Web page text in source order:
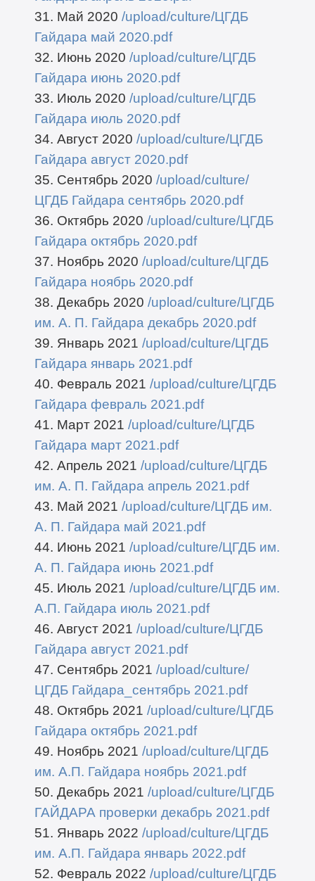
31. Май 2020 /upload/culture/ЦГДБ
Гайдара май 2020.pdf
32. Июнь 2020 /upload/culture/ЦГДБ
Гайдара июнь 2020.pdf
33. Июль 2020 /upload/culture/ЦГДБ
Гайдара июль 2020.pdf
34. Август 2020 /upload/culture/ЦГДБ
Гайдара август 2020.pdf
35. Сентябрь 2020 /upload/culture/
ЦГДБ Гайдара сентябрь 2020.pdf
36. Октябрь 2020 /upload/culture/ЦГДБ
Гайдара октябрь 2020.pdf
37. Ноябрь 2020 /upload/culture/ЦГДБ
Гайдара ноябрь 2020.pdf
38. Декабрь 2020 /upload/culture/ЦГДБ
им. А. П. Гайдара декабрь 2020.pdf
39. Январь 2021 /upload/culture/ЦГДБ
Гайдара январь 2021.pdf
40. Февраль 2021 /upload/culture/ЦГДБ
Гайдара февраль 2021.pdf
41. Март 2021 /upload/culture/ЦГДБ
Гайдара март 2021.pdf
42. Апрель 2021 /upload/culture/ЦГДБ
им. А. П. Гайдара апрель 2021.pdf
43. Май 2021 /upload/culture/ЦГДБ им.
А. П. Гайдара май 2021.pdf
44. Июнь 2021 /upload/culture/ЦГДБ им.
А. П. Гайдара июнь 2021.pdf
45. Июль 2021 /upload/culture/ЦГДБ им.
А.П. Гайдара июль 2021.pdf
46. Август 2021 /upload/culture/ЦГДБ
Гайдара август 2021.pdf
47. Сентябрь 2021 /upload/culture/
ЦГДБ Гайдара_сентябрь 2021.pdf
48. Октябрь 2021 /upload/culture/ЦГДБ
Гайдара октябрь 2021.pdf
49. Ноябрь 2021 /upload/culture/ЦГДБ
им. А.П. Гайдара ноябрь 2021.pdf
50. Декабрь 2021 /upload/culture/ЦГДБ
ГАЙДАРА проверки декабрь 2021.pdf
51. Январь 2022 /upload/culture/ЦГДБ
им. А.П. Гайдара январь 2022.pdf
52. Февраль 2022 /upload/culture/ЦГДБ